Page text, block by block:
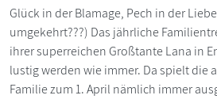
Glück in der Blamage, Pech in der
umgekehrt???) Das jährliche
ihrer superreichen Großtante Lana in
lustig werden wie immer. Da spielt die
Familie zum 1. April nämlich immer